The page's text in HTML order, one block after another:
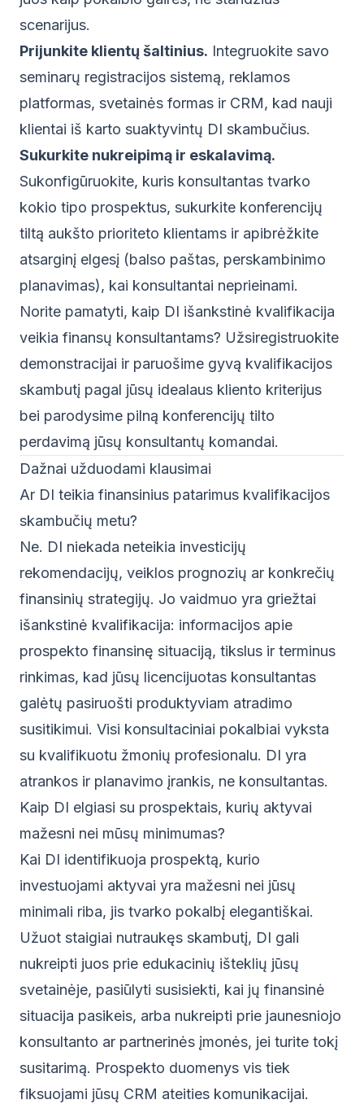
scenarijus.
Prijunkite klientų šaltinius. Integruokite savo
seminarų registracijos sistemą, reklamos
platformas, svetainės formas ir CRM, kad nauji
klientai iš karto suaktyvintų DI skambučius.
Sukurkite nukreipimą ir eskalavimą.
Sukonfigūruokite, kuris konsultantas tvarko
kokio tipo prospektus, sukurkite konferencijų
tiltą aukšto prioriteto klientams ir apibrėžkite
atsarginį elgesį (balso paštas, perskambinimo
planavimas), kai konsultantai neprieinami.
Norite pamatyti, kaip DI išankstinė kvalifikacija
veikia finansų konsultantams? Užsiregistruokite
demonstracijai ir paruošime gyvą kvalifikacijos
skambutį pagal jūsų idealaus kliento kriterijus
bei parodysime pilną konferencijų tilto
perdavimą jūsų konsultantų komandai.
Dažnai užduodami klausimai
Ar DI teikia finansinius patarimus kvalifikacijos
skambučių metu?
Ne. DI niekada neteikia investicijų
rekomendacijų, veiklos prognozių ar konkrečių
finansinių strategijų. Jo vaidmuo yra griežtai
išankstinė kvalifikacija: informacijos apie
prospekto finansinę situaciją, tikslus ir terminus
rinkimas, kad jūsų licencijuotas konsultantas
galėtų pasiruošti produktyviam atradimo
susitikimui. Visi konsultaciniai pokalbiai vyksta
su kvalifikuotu žmonių profesionalu. DI yra
atrankos ir planavimo įrankis, ne konsultantas.
Kaip DI elgiasi su prospektais, kurių aktyvai
mažesni nei mūsų minimumas?
Kai DI identifikuoja prospektą, kurio
investuojami aktyvai yra mažesni nei jūsų
minimali riba, jis tvarko pokalbį elegantiškai.
Užuot staigiai nutraukęs skambutį, DI gali
nukreipti juos prie edukacinių išteklių jūsų
svetainėje, pasiūlyti susisiekti, kai jų finansinė
situacija pasikeis, arba nukreipti prie jaunesniojo
konsultanto ar partnerinės įmonės, jei turite tokį
susitarimą. Prospekto duomenys vis tiek
fiksuojami jūsų CRM ateities komunikacijai.